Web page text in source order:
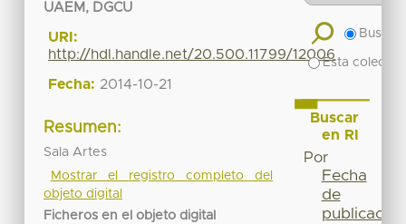
UAEM, DGCU
URI:
http://hdl.handle.net/20.500.11799/12006
Fecha: 2014-10-21
Resumen:
Sala Artes
Mostrar el registro completo del
objeto digital
Ficheros en el objeto digital
Buscar
Esta
Buscar
en RI
Por
Fecha
de
publicación